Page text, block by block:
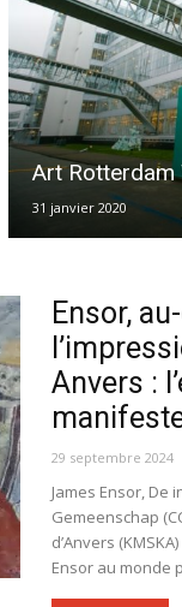
Art Rotterdam
31 janvier 2020
Ensor,
Anvers :
29 septembre 2024
James Ensor, De
Gemeenschap
d’Anvers
Ensor au monde